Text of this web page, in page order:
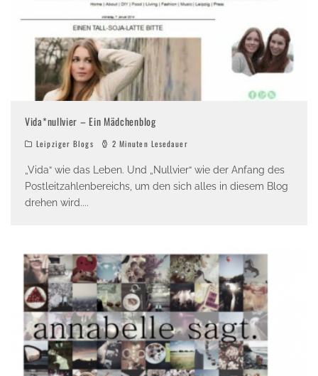
Vida*nullvier – Ein Mädchenblog
Leipziger Blogs 2 Minuten Lesedauer
„Vida“ wie das Leben. Und „Nullvier“ wie der Anfang des
Postleitzahlenbereichs, um den sich alles in diesem Blog
drehen wird....